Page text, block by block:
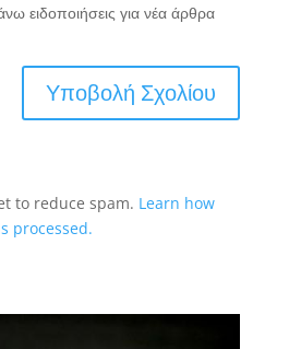
ειδοποιήσεις για νέα άρθρα
to reduce spam. Learn how
processed.